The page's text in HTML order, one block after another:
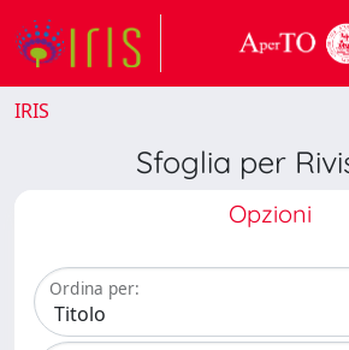
IRIS
Sfoglia per
Opzioni
Ordina per: